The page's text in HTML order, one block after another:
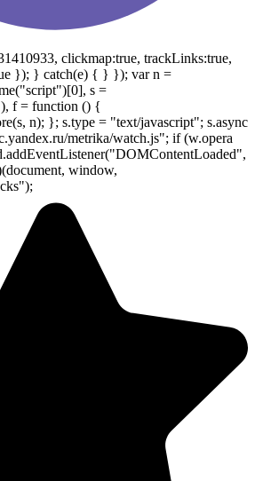
clickmap:true, trackLinks:true,
}); } catch(e) { } }); var n =
s =
f = function () {
n); }; s.type = "text/javascript"; s.async
metrika/watch.js"; if (w.opera
window,